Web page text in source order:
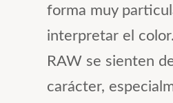
forma muy
interpretar el
RAW se sienten
carácter,